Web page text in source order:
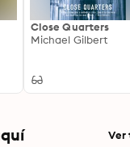
Close Quarters
Michael Gilbert
Ver